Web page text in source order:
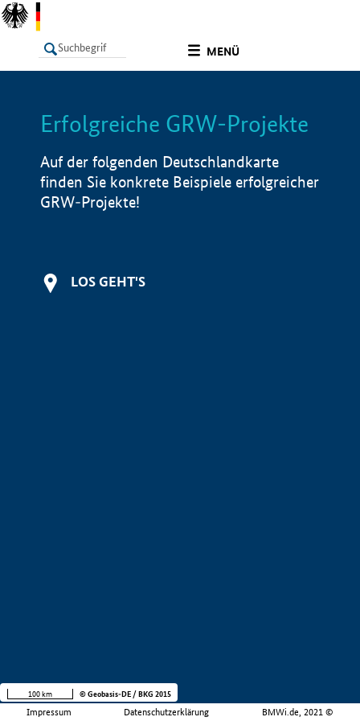
MENÜ
LISTE Info
Erfolgreiche GRW-Projekte
Auf der folgenden Deutschlandkarte
finden Sie konkrete Beispiele erfolgreicher
GRW-Projekte!
LOS GEHT'S
Impressum Datenschutzerklärung BMWi.de, 2021 ©
100 km © Geobasis-DE / BKG 2015